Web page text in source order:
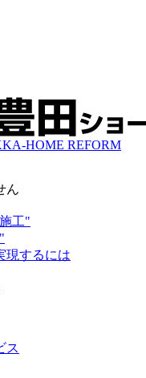
ん
HOME REFORM
工"
現するには
ス